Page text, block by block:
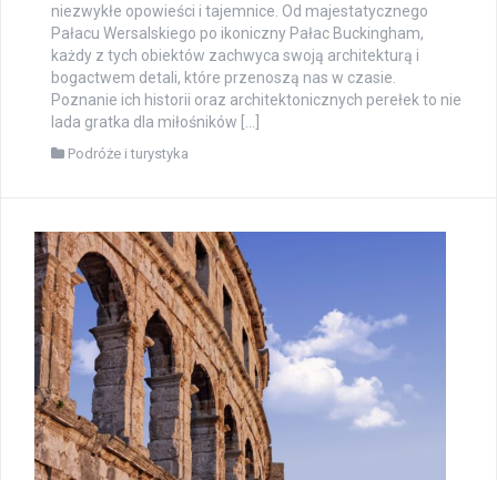
niezwykłe opowieści i tajemnice. Od majestatycznego
Pałacu Wersalskiego po ikoniczny Pałac Buckingham,
każdy z tych obiektów zachwyca swoją architekturą i
bogactwem detali, które przenoszą nas w czasie.
Poznanie ich historii oraz architektonicznych perełek to nie
lada gratka dla miłośników […]
Podróże i turystyka